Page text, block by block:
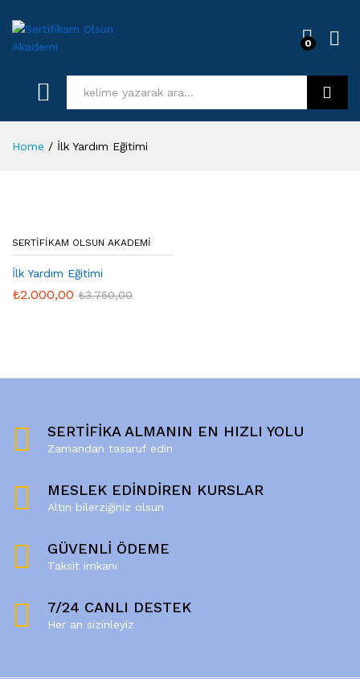
0
Home / İlk Yardım Eğitimi
SERTIFIKAM OLSUN AKADEMI
İlk Yardım Eğitimi
₺2.000,00 ₺3.750,00
SERTİFİKA ALMANIN EN HIZLI YOLU
Zamandan tasaruf edin
MESLEK EDİNDİREN KURSLAR
Altın bilerziğiniz olsun
GÜVENLİ ÖDEME
Taksit imkanı
7/24 CANLI DESTEK
Her an sizinleyiz